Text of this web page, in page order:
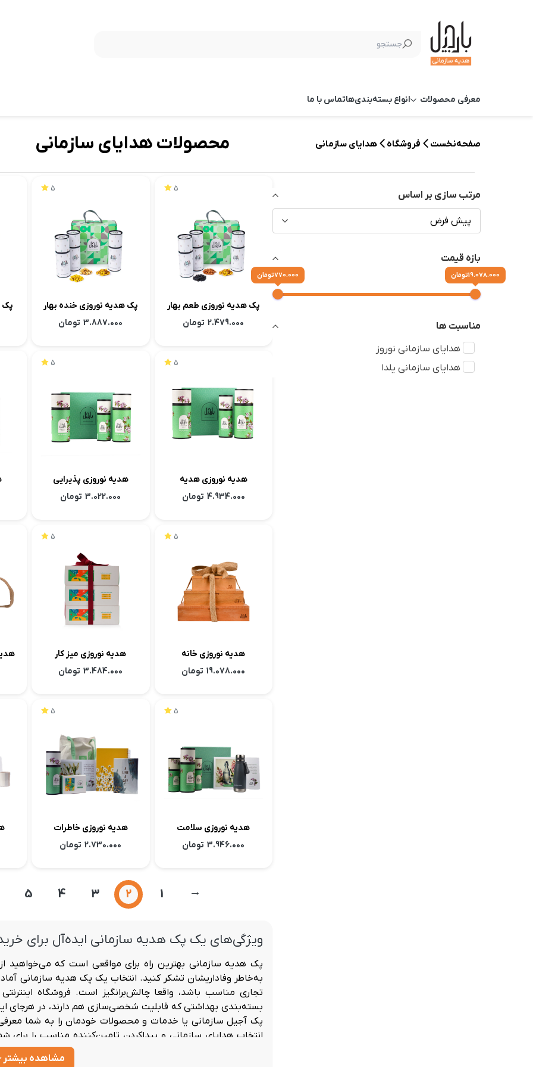
معرفی محصولات انواع بسته‌بندی‌هاتماس با ما
صفحه‌نخست فروشگاه هدایای سازمانی محصولات هدایای سازمانی
مرتب سازی بر اساس
پیش فرض
بازه قیمت
770.000 تومان 19.078.000 تومان
مناسبت ها
هدایای سازمانی نوروز
هدایای سازمانی یلدا
5
پک هدیه نوروزی طعم بهار
2.479.000 تومان
5
پک هدیه نوروزی خنده بهار
3.887.000 تومان
پک
5
هدیه نوروزی هدیه
4.934.000 تومان
5
هدیه نوروزی پذیرایی
3.022.000 تومان
5
هدیه نوروزی خانه
19.078.000 تومان
5
هدیه نوروزی میز کار
3.484.000 تومان
هدیه نوروزی
5
هدیه نوروزی سلامت
3.946.000 تومان
5
هدیه نوروزی خاطرات
2.730.000 تومان
←
1
2
3
4
5
ویژگی‌های یک پک هدیه سازمانی ایده‌آل برای
پک هدیه سازمانی بهترین راه برای مواقعی است که می‌خواهید
به‌خاطر وفاداریشان تشکر کنید. انتخاب یک پک هدیه سازمانی
تجاری مناسب باشد، واقعا چالش‌برانگیز است. فروشگاه
بسته‌بندی بهداشتی که قابلیت شخصی‌سازی هم دارند، در هرجای
پک آجیل سازمانی یا خدمات و محصولات خودمان را به شما
انتخاب هدایای سازمانی و پیدا‌کردن تامین‌کننده مناسب را
متفاوت است، اما دلایل مرسوم برای این هدایا از این قرارند:
مشاهده بیشتر